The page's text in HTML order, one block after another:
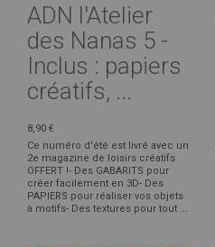
ADN l'Atelier
des Nanas 5 -
Inclus : papiers
créatifs, ...
8,90 €
Ce numéro d'été est livré avec un
2e magazine de loisirs créatifs
OFFERT !- Des GABARITS pour
créer facilement en 3D- Des
PAPIERS pour réaliser vos objets
à motifs- Des textures pour tout ...